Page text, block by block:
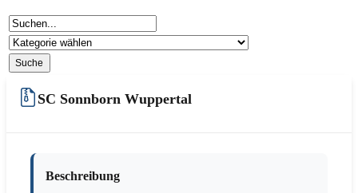
SC Sonnborn Wuppertal
Beschreibung